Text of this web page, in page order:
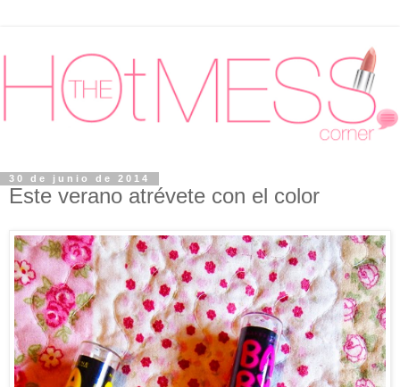
30 de junio de 2014
Este verano atrévete con el color